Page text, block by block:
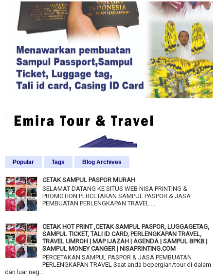
Popular Tags Blog Archives
CETAK SAMPUL PASPOR MURAH
SELAMAT DATANG KE SITUS WEB NISA PRINTING &
PROMOTION PERCETAKAN SAMPUL PASPOR & JASA
PEMBUATAN PERLENGKAPAN TRAVEL ...
CETAK HOT PRINT ,CETAK SAMPUL PASPOR, LUGGAGETAG,
SAMPUL TICKET, TALI ID CARD, PERLENGKAPAN TRAVEL,
TRAVEL UMROH | MAP IJAZAH | AGENDA | SAMPUL BPKB |
SAMPUL MONEY CANGER | NISAPRINTING.COM
PERCETAKAN SAMPUL PASPOR & JASA PEMBUATAN
PERLENGKAPAN TRAVEL Saat anda bepergian/tour di dalam
dan luar neg...